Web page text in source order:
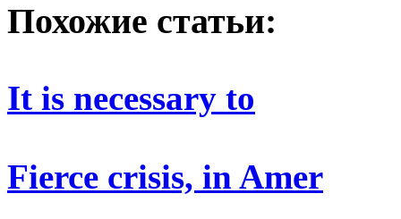
Похожие статьи:
It is necessary to
Fierce crisis, in Amer